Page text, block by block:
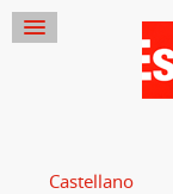
Castellano